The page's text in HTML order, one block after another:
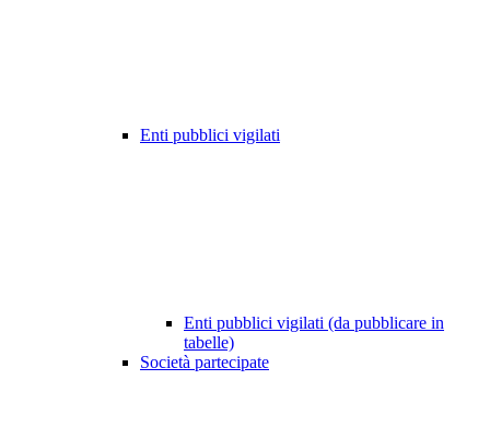
Enti pubblici vigilati
Enti pubblici vigilati (da pubblicare in
tabelle)
Società partecipate